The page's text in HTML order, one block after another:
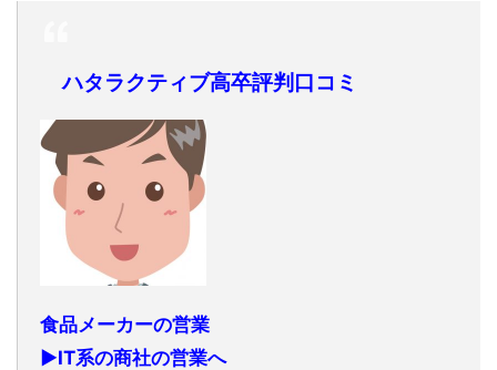
ハタラクティブ高卒評判口コミ
食品メーカーの営業
▶︎IT系の商社の営業へ